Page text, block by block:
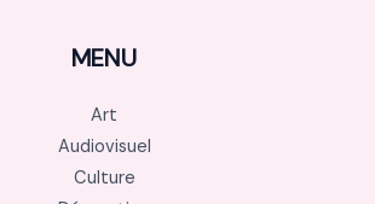
MENU
Art
Audiovisuel
Culture